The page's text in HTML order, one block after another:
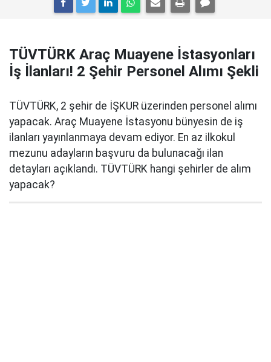
TÜVTÜRK Araç Muayene İstasyonları
İş İlanları! 2 Şehir Personel Alımı Şekli
TÜVTÜRK, 2 şehir de İŞKUR üzerinden personel alımı
yapacak. Araç Muayene İstasyonu bünyesin de iş
ilanları yayınlanmaya devam ediyor. En az ilkokul
mezunu adayların başvuru da bulunacağı ilan
detayları açıklandı. TÜVTÜRK hangi şehirler de alım
yapacak?